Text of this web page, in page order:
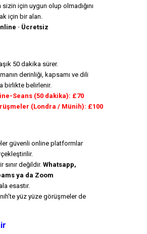
sizin için uygun olup olmadığını
için bir alan.
· Ücretsiz
50 dakika sürer.
derinliği, kapsamı ve dili
birlikte belirlenir.
Seans (50 dakika): £70
(Londra / Münih): £100
güvenli online platformlar
sınır değildir. Whatsapp,
ya da Zoom
esastır.
yüz yüze görüşmeler de